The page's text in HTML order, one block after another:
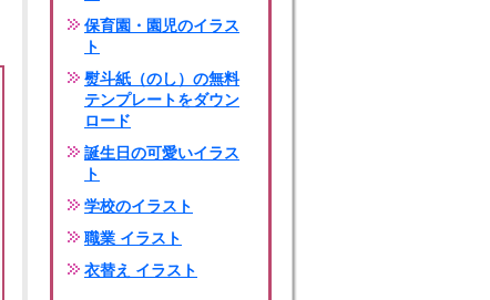
保育園・園児のイラス
ト
熨斗紙（のし）の無料
テンプレートをダウン
ロード
誕生日の可愛いイラス
ト
学校のイラスト
職業 イラスト
衣替え イラスト